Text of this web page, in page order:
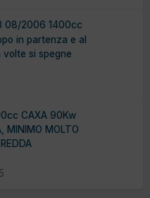
08/2006 1400cc
in partenza e al
volte si spegne
CAXA 90Kw
MINIMO MOLTO